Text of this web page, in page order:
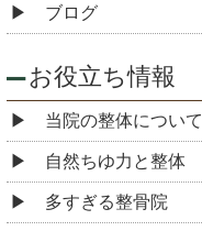
ブログ
お役立ち情報
当院の整体について
自然ちゆ力と整体
多すぎる整骨院